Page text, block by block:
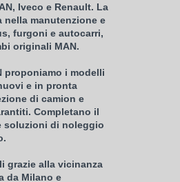
Iveco e Renault. La
nella manutenzione e
furgoni e autocarri,
originali MAN.
proponiamo i modelli
e in pronta
di camion e
Completano il
soluzioni di noleggio
grazie alla vicinanza
da Milano e